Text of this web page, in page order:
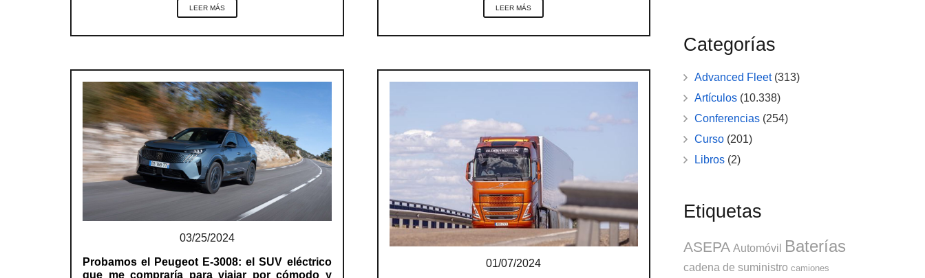
LEER MÁS LEER MÁS
03/25/2024
Probamos el Peugeot E-3008: el SUV eléctrico
que me compraría para viajar por cómodo y
01/07/2024
Categorías
Advanced Fleet(313)
Artículos (10.338)
Conferencias (254)
Curso (201)
Libros (2)
Etiquetas
ASEPA Automóvil Baterías
cadena de suministro camiones